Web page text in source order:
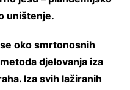
uništenje.
oko smrtonosnih
djelovanja iza
Iza svih lažiranih